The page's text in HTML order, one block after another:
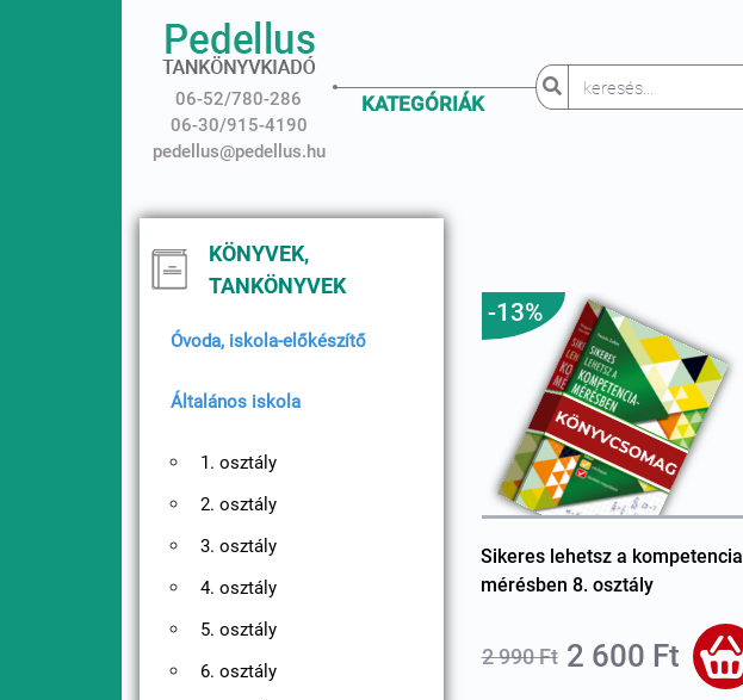
06-52/780-286
06-30/915-4190
pedellus@pedellus.hu
KATEGÓRIÁK
KÖNYVEK,
TANKÖNYVEK
Óvoda, iskola-előkészítő
Általános iskola
1. osztály
2. osztály
3. osztály
4. osztály
5. osztály
6. osztály
-13%
Sikeres lehetsz a kompetencia
mérésben 8. osztály
2 990 Ft 2 600 Ft